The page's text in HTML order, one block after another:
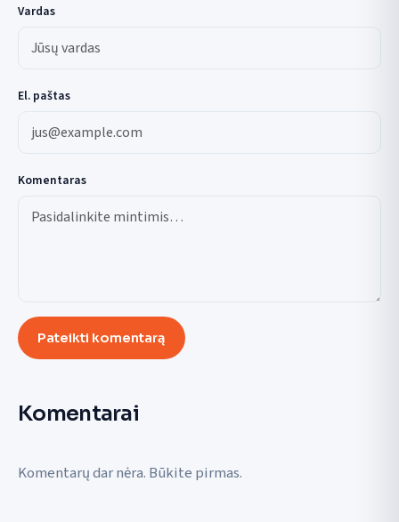
Vardas
El. paštas
Komentaras
Pateikti komentarą
Komentarai
Komentarų dar nėra. Būkite pirmas.